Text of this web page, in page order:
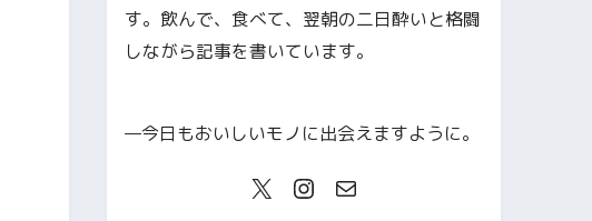
す。飲んで、食べて、翌朝の二日酔いと格闘
しながら記事を書いています。
—今日もおいしいモノに出会えますように。